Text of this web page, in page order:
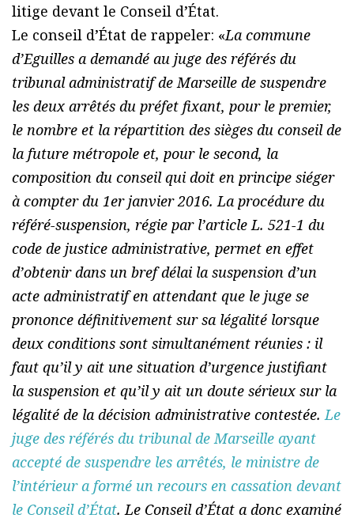
litige devant le Conseil d’État.
Le conseil d’État de rappeler: «La commune
d’Eguilles a demandé au juge des référés du
tribunal administratif de Marseille de suspendre
les deux arrêtés du préfet fixant, pour le premier,
le nombre et la répartition des sièges du conseil de
la future métropole et, pour le second, la
composition du conseil qui doit en principe siéger
à compter du 1er janvier 2016. La procédure du
référé-suspension, régie par l’article L. 521-1 du
code de justice administrative, permet en effet
d’obtenir dans un bref délai la suspension d’un
acte administratif en attendant que le juge se
prononce définitivement sur sa légalité lorsque
deux conditions sont simultanément réunies : il
faut qu’il y ait une situation d’urgence justifiant
la suspension et qu’il y ait un doute sérieux sur la
légalité de la décision administrative contestée.Le
juge des référés du tribunal de Marseille ayant
accepté de suspendre les arrêtés, le ministre de
l’intérieur a formé un recours en cassation devant
le Conseil d’État. Le Conseil d’État a donc examiné